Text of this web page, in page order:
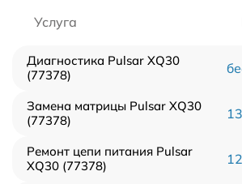
Услуга
Диагностика Pulsar XQ30
(77378)
Замена матрицы Pulsar XQ30
(77378)
Ремонт цепи питания Pulsar
XQ30 (77378)